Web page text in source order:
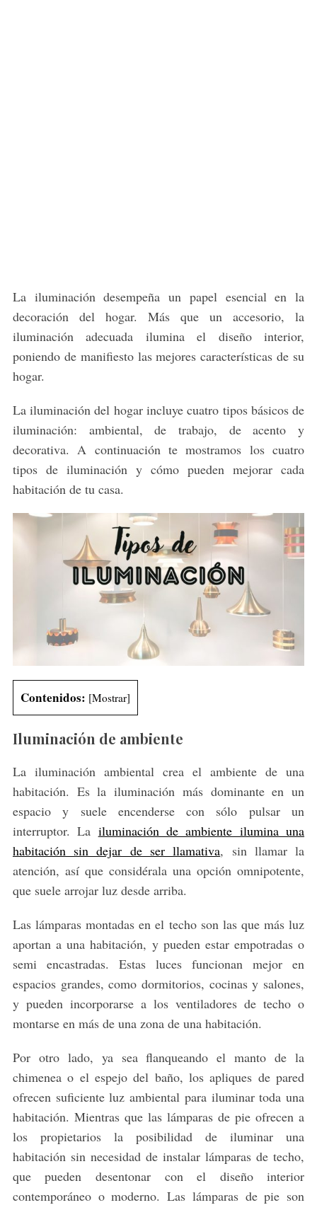
La iluminación desempeña un papel esencial en la
decoración del hogar. Más que un accesorio, la
iluminación adecuada ilumina el diseño interior,
poniendo de manifiesto las mejores características de su
hogar.
La iluminación del hogar incluye cuatro tipos básicos de
iluminación: ambiental, de trabajo, de acento y
decorativa. A continuación te mostramos los cuatro
tipos de iluminación y cómo pueden mejorar cada
habitación de tu casa.
Contenidos: [Mostrar]
Iluminación de ambiente
La iluminación ambiental crea el ambiente de una
habitación. Es la iluminación más dominante en un
espacio y suele encenderse con sólo pulsar un
interruptor. La iluminación de ambiente ilumina una
habitación sin dejar de ser llamativa, sin llamar la
atención, así que considérala una opción omnipotente,
que suele arrojar luz desde arriba.
Las lámparas montadas en el techo son las que más luz
aportan a una habitación, y pueden estar empotradas o
semi encastradas. Estas luces funcionan mejor en
espacios grandes, como dormitorios, cocinas y salones,
y pueden incorporarse a los ventiladores de techo o
montarse en más de una zona de una habitación.
Por otro lado, ya sea flanqueando el manto de la
chimenea o el espejo del baño, los apliques de pared
ofrecen suficiente luz ambiental para iluminar toda una
habitación. Mientras que las lámparas de pie ofrecen a
los propietarios la posibilidad de iluminar una
habitación sin necesidad de instalar lámparas de techo,
que pueden desentonar con el diseño interior
contemporáneo o moderno. Las lámparas de pie son